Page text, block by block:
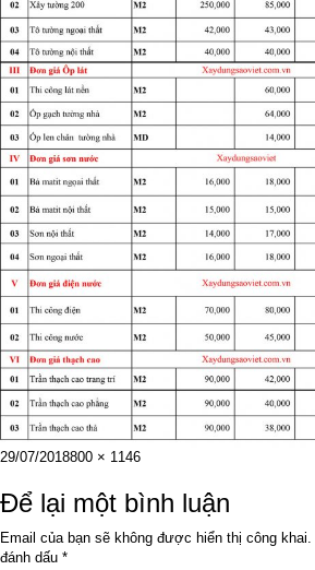
Đăng
ngày
29/07/2018Kích
đầy
đủ
800 × 1146
Để lại một bình luận
Email của bạn sẽ không được hiển thị công khai.
đánh dấu *